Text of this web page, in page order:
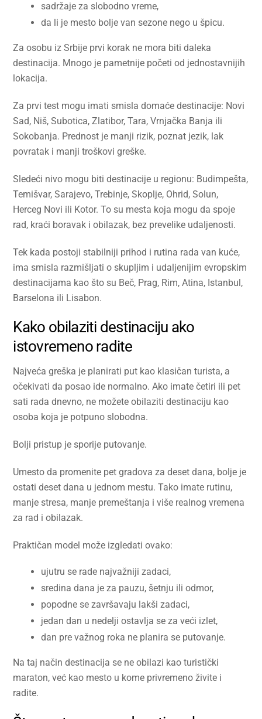
sadržaje za slobodno vreme,
da li je mesto bolje van sezone nego u špicu.
Za osobu iz Srbije prvi korak ne mora biti daleka
destinacija. Mnogo je pametnije početi od jednostavnijih
lokacija.
Za prvi test mogu imati smisla domaće destinacije: Novi
Sad, Niš, Subotica, Zlatibor, Tara, Vrnjačka Banja ili
Sokobanja. Prednost je manji rizik, poznat jezik, lak
povratak i manji troškovi greške.
Sledeći nivo mogu biti destinacije u regionu: Budimpešta,
Temišvar, Sarajevo, Trebinje, Skoplje, Ohrid, Solun,
Herceg Novi ili Kotor. To su mesta koja mogu da spoje
rad, kraći boravak i obilazak, bez prevelike udaljenosti.
Tek kada postoji stabilniji prihod i rutina rada van kuće,
ima smisla razmišljati o skupljim i udaljenijim evropskim
destinacijama kao što su Beč, Prag, Rim, Atina, Istanbul,
Barselona ili Lisabon.
Kako obilaziti destinaciju ako
istovremeno radite
Najveća greška je planirati put kao klasičan turista, a
očekivati da posao ide normalno. Ako imate četiri ili pet
sati rada dnevno, ne možete obilaziti destinaciju kao
osoba koja je potpuno slobodna.
Bolji pristup je sporije putovanje.
Umesto da promenite pet gradova za deset dana, bolje je
ostati deset dana u jednom mestu. Tako imate rutinu,
manje stresa, manje premeštanja i više realnog vremena
za rad i obilazak.
Praktičan model može izgledati ovako:
ujutru se rade najvažniji zadaci,
sredina dana je za pauzu, šetnju ili odmor,
popodne se završavaju lakši zadaci,
jedan dan u nedelji ostavlja se za veći izlet,
dan pre važnog roka ne planira se putovanje.
Na taj način destinacija se ne obilazi kao turistički
maraton, već kao mesto u kome privremeno živite i
radite.